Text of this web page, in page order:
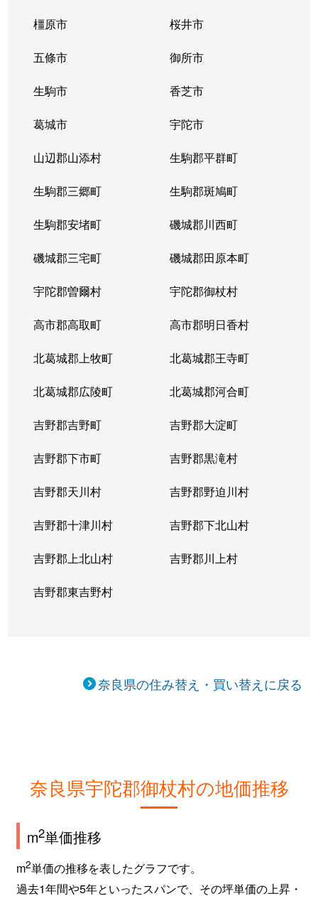
橿原市 桜井市
五條市 御所市
生駒市 香芝市
葛城市 宇陀市
山辺郡山添村 生駒郡平群町
生駒郡三郷町 生駒郡斑鳩町
生駒郡安堵町 磯城郡川西町
磯城郡三宅町 磯城郡田原本町
宇陀郡曽爾村 宇陀郡御杖村
高市郡高取町 高市郡明日香村
北葛城郡上牧町 北葛城郡王寺町
北葛城郡広陵町 北葛城郡河合町
吉野郡吉野町 吉野郡大淀町
吉野郡下市町 吉野郡黒滝村
吉野郡天川村 吉野郡野迫川村
吉野郡十津川村 吉野郡下北山村
吉野郡上北山村 吉野郡川上村
吉野郡東吉野村
奈良県の住み替え・買い替えに戻る
奈良県宇陀郡御杖村の地価推移
m2単価推移
m2単価の推移を表したグラフです。
過去1年間や5年といったスパンで、その坪単価の上昇・